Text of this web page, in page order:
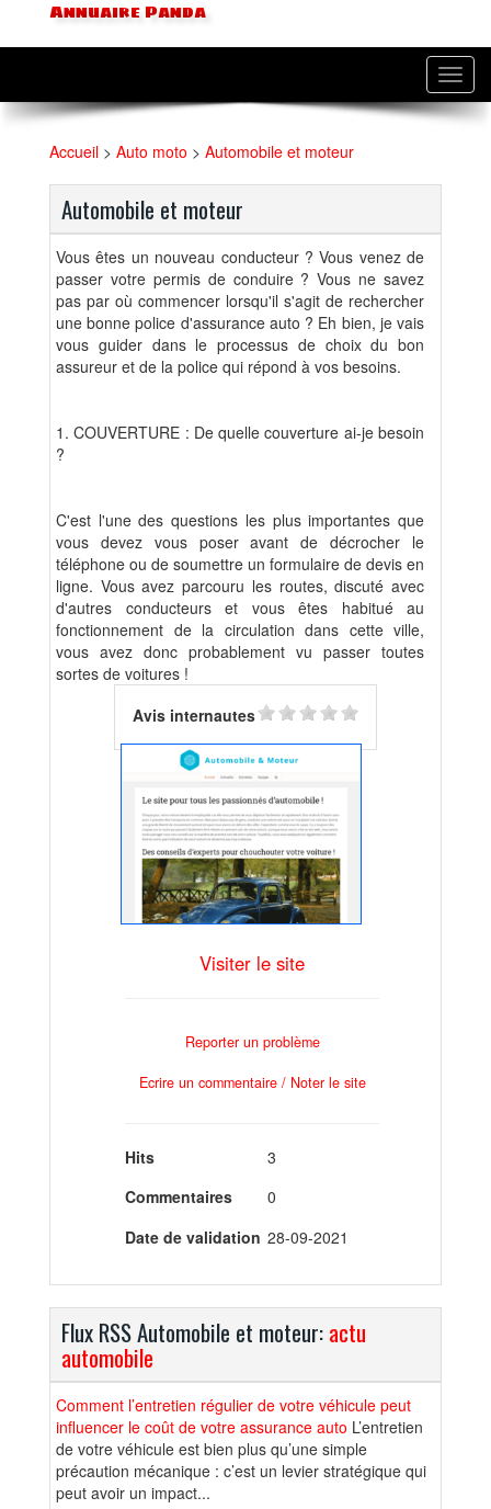
Annuaire Panda
Accueil > Auto moto > Automobile et moteur
Automobile et moteur
Vous êtes un nouveau conducteur ? Vous venez de
passer votre permis de conduire ? Vous ne savez
pas par où commencer lorsqu'il s'agit de rechercher
une bonne police d'assurance auto ? Eh bien, je vais
vous guider dans le processus de choix du bon
assureur et de la police qui répond à vos besoins.
1. COUVERTURE : De quelle couverture ai-je besoin
?
C'est l'une des questions les plus importantes que
vous devez vous poser avant de décrocher le
téléphone ou de soumettre un formulaire de devis en
ligne. Vous avez parcouru les routes, discuté avec
d'autres conducteurs et vous êtes habitué au
fonctionnement de la circulation dans cette ville,
vous avez donc probablement vu passer toutes
sortes de voitures !
Avis internautes
Visiter le site
Reporter un problème
Ecrire un commentaire / Noter le site
Hits
3
Commentaires
0
Date de validation 28-09-2021
Flux RSS Automobile et moteur:actu
automobile
Comment l’entretien régulier de votre véhicule peut
influencer le coût de votre assurance auto L’entretien
de votre véhicule est bien plus qu’une simple
précaution mécanique : c’est un levier stratégique qui
peut avoir un impact...